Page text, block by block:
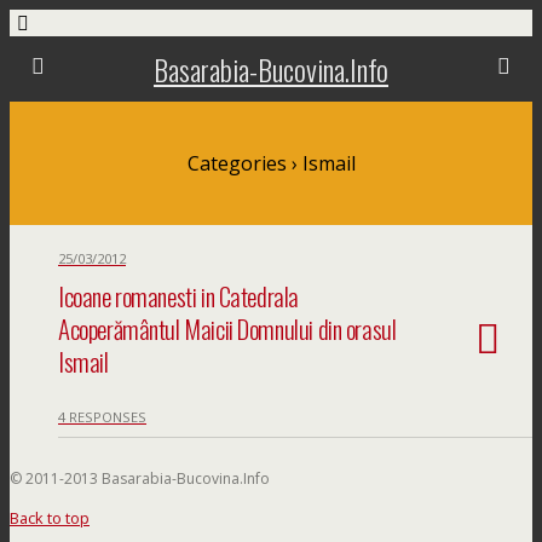
Basarabia-Bucovina.Info
Categories › Ismail
25/03/2012
Icoane romanesti in Catedrala
Acoperământul Maicii Domnului din orasul
Ismail
4 RESPONSES
© 2011-2013 Basarabia-Bucovina.Info
Back to top